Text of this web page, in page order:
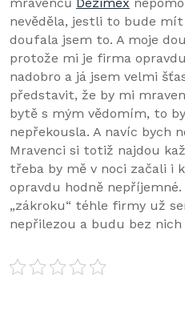
nevěděla, jestli to bude mít
doufala jsem to. A moje
protože mi je firma
nadobro a já jsem velmi
představit, že by mi
bytě s mým vědomím, to
nepřekousla. A navíc bych
Mravenci si totiž najdou
třeba by mě v noci začali i
opravdu hodně
„zákroku“ téhle firmy už
nepřilezou a budu bez nich